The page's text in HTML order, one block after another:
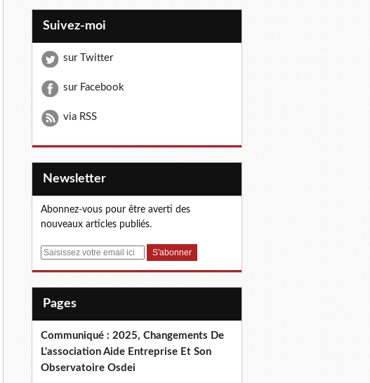
Suivez-moi
sur Twitter
sur Facebook
via RSS
Newsletter
Abonnez-vous pour être averti des
nouveaux articles publiés.
E
Pages
Communiqué : 2025, Changements De
L'association Aide Entreprise Et Son
Observatoire Osdei